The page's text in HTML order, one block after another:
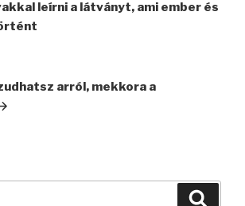
leírni a látványt, ami ember és
arról, mekkora a